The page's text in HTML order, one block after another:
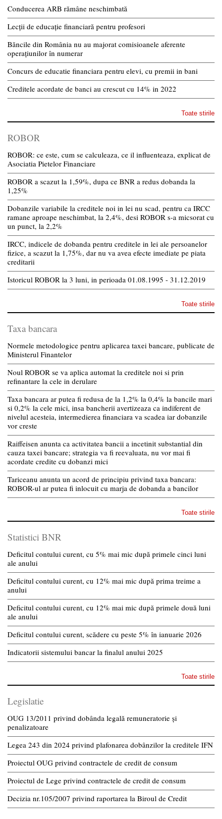
Conducerea ARB rămâne neschimbată
Lecții de educație financiară pentru profesori
Băncile din România nu au majorat comisioanele aferente
operațiunilor în numerar
Concurs de educatie financiara pentru elevi, cu premii in bani
Creditele acordate de banci au crescut cu 14% in 2022
Toate stirile
ROBOR
ROBOR: ce este, cum se calculeaza, ce il influenteaza, explicat de
Asociatia Pietelor Financiare
ROBOR a scazut la 1,59%, dupa ce BNR a redus dobanda la
1,25%
Dobanzile variabile la creditele noi in lei nu scad, pentru ca IRCC
ramane aproape neschimbat, la 2,4%, desi ROBOR s-a micsorat cu
un punct, la 2,2%
IRCC, indicele de dobanda pentru creditele in lei ale persoanelor
fizice, a scazut la 1,75%, dar nu va avea efecte imediate pe piata
creditarii
Istoricul ROBOR la 3 luni, in perioada 01.08.1995 - 31.12.2019
Toate stirile
Taxa bancara
Normele metodologice pentru aplicarea taxei bancare, publicate de
Ministerul Finantelor
Noul ROBOR se va aplica automat la creditele noi si prin
refinantare la cele in derulare
Taxa bancara ar putea fi redusa de la 1,2% la 0,4% la bancile mari
si 0,2% la cele mici, insa bancherii avertizeaza ca indiferent de
nivelul acesteia, intermedierea financiara va scadea iar dobanzile
vor creste
Raiffeisen anunta ca activitatea bancii a incetinit substantial din
cauza taxei bancare; strategia va fi reevaluata, nu vor mai fi
acordate credite cu dobanzi mici
Tariceanu anunta un acord de principiu privind taxa bancara:
ROBOR-ul ar putea fi inlocuit cu marja de dobanda a bancilor
Toate stirile
Statistici BNR
Deficitul contului curent, cu 5% mai mic după primele cinci luni
ale anului
Deficitul contului curent, cu 12% mai mic după prima treime a
anului
Deficitul contului curent, cu 12% mai mic după primele două luni
ale anului
Deficitul contului curent, scădere cu peste 5% în ianuarie 2026
Indicatorii sistemului bancar la finalul anului 2025
Toate stirile
Legislatie
OUG 13/2011 privind dobânda legală remuneratorie și
penalizatoare
Legea 243 din 2024 privind plafonarea dobânzilor la creditele IFN
Proiectul OUG privind contractele de credit de consum
Proiectul de Lege privind contractele de credit de consum
Decizia nr.105/2007 privind raportarea la Biroul de Credit